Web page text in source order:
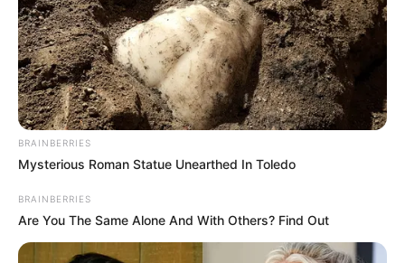
BRAINBERRIES
Mysterious Roman Statue Unearthed In Toledo
BRAINBERRIES
Are You The Same Alone And With Others? Find Out